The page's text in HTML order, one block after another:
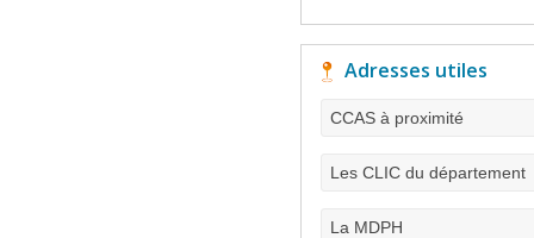
Adresses utiles
CCAS à proximité
Les CLIC du département
La MDPH